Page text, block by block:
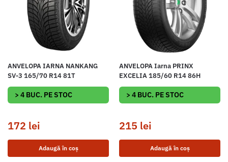
ANVELOPA IARNA NANKANG
SV-3 165/70 R14 81T
> 4 BUC. PE STOC
172 lei
Adaugă în coș
ANVELOPA Iarna PRINX
EXCELIA 185/60 R14 86H
> 4 BUC. PE STOC
215 lei
Adaugă în coș